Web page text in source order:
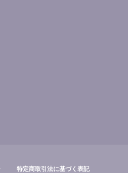
特定商取引法に基づく表記